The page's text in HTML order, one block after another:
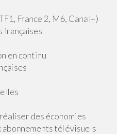
France 2, M6, Canal+)
françaises
en continu
des économies
télévisuels